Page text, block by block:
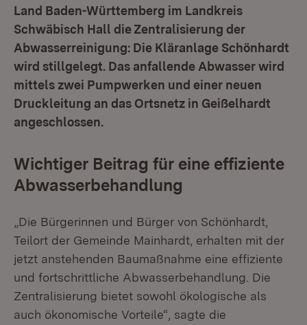
Land Baden-Württemberg im Landkreis
Schwäbisch Hall die Zentralisierung der
Abwasserreinigung: Die Kläranlage Schönhardt
wird stillgelegt. Das anfallende Abwasser wird
mittels zwei Pumpwerken und einer neuen
Druckleitung an das Ortsnetz in Geißelhardt
angeschlossen.
Wichtiger Beitrag für eine effiziente
Abwasserbehandlung
„Die Bürgerinnen und Bürger von Schönhardt,
Teilort der Gemeinde Mainhardt, erhalten mit der
jetzt anstehenden Baumaßnahme eine effiziente
und fortschrittliche Abwasserbehandlung. Die
Zentralisierung bietet sowohl ökologische als
auch ökonomische Vorteile“, sagte die